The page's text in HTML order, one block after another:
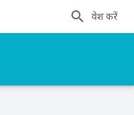
प्रवेश करें